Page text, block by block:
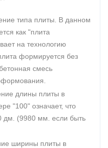
типа плиты. В данном
как "плита
на технологию
формируется без
смесь
длины плиты в
"100" означает, что
дм. (9980 мм. если быть
ширины плиты в